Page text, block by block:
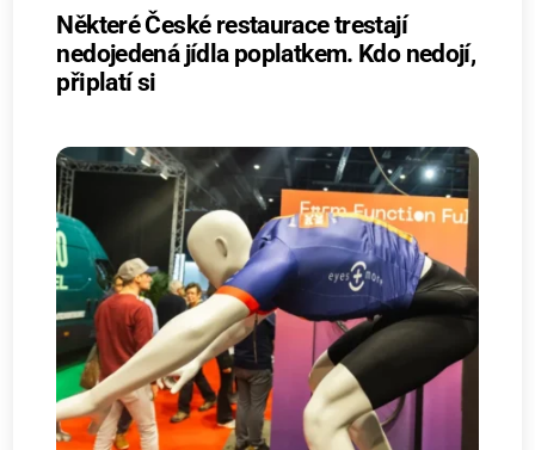
Některé České restaurace trestají
nedojedená jídla poplatkem. Kdo nedojí,
připlatí si